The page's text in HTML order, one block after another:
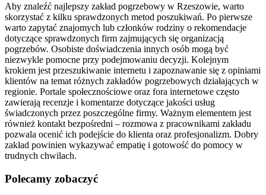
Aby znaleźć najlepszy zakład pogrzebowy w Rzeszowie, warto
skorzystać z kilku sprawdzonych metod poszukiwań. Po pierwsze
warto zapytać znajomych lub członków rodziny o rekomendacje
dotyczące sprawdzonych firm zajmujących się organizacją
pogrzebów. Osobiste doświadczenia innych osób mogą być
niezwykle pomocne przy podejmowaniu decyzji. Kolejnym
krokiem jest przeszukiwanie internetu i zapoznawanie się z opiniami
klientów na temat różnych zakładów pogrzebowych działających w
regionie. Portale społecznościowe oraz fora internetowe często
zawierają recenzje i komentarze dotyczące jakości usług
świadczonych przez poszczególne firmy. Ważnym elementem jest
również kontakt bezpośredni – rozmowa z pracownikami zakładu
pozwala ocenić ich podejście do klienta oraz profesjonalizm. Dobry
zakład powinien wykazywać empatię i gotowość do pomocy w
trudnych chwilach.
Polecamy zobaczyć